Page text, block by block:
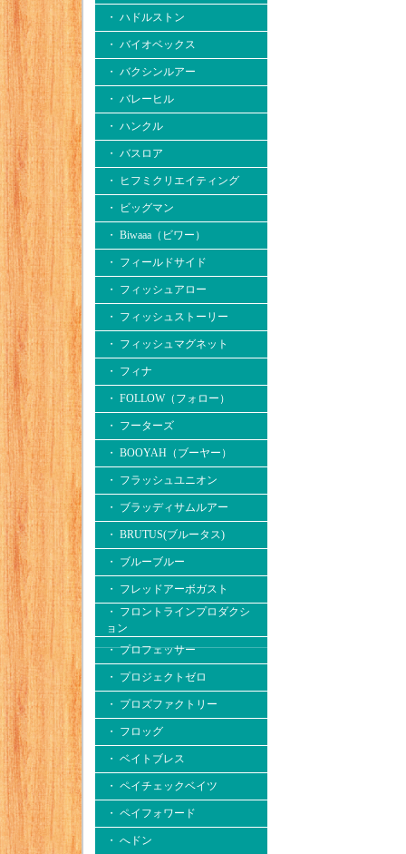
・ ハドルストン
・ バイオベックス
・ バクシンルアー
・ バレーヒル
・ ハンクル
・ バスロア
・ ヒフミクリエイティング
・ ビッグマン
・ Biwaaa（ビワー）
・ フィールドサイド
・ フィッシュアロー
・ フィッシュストーリー
・ フィッシュマグネット
・ フィナ
・ FOLLOW（フォロー）
・ フーターズ
・ BOOYAH（ブーヤー）
・ フラッシュユニオン
・ ブラッディサムルアー
・ BRUTUS(ブルータス)
・ ブルーブルー
・ フレッドアーボガスト
・ フロントラインプロダクシ
ョン
・ プロフェッサー
・ プロジェクトゼロ
・ プロズファクトリー
・ フロッグ
・ ベイトブレス
・ ペイチェックベイツ
・ ペイフォワード
・ へドン